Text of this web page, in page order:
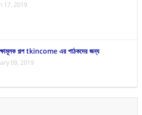
17, 2019
গল্প tkincome এর পাঠকদের জন্য
09, 2019